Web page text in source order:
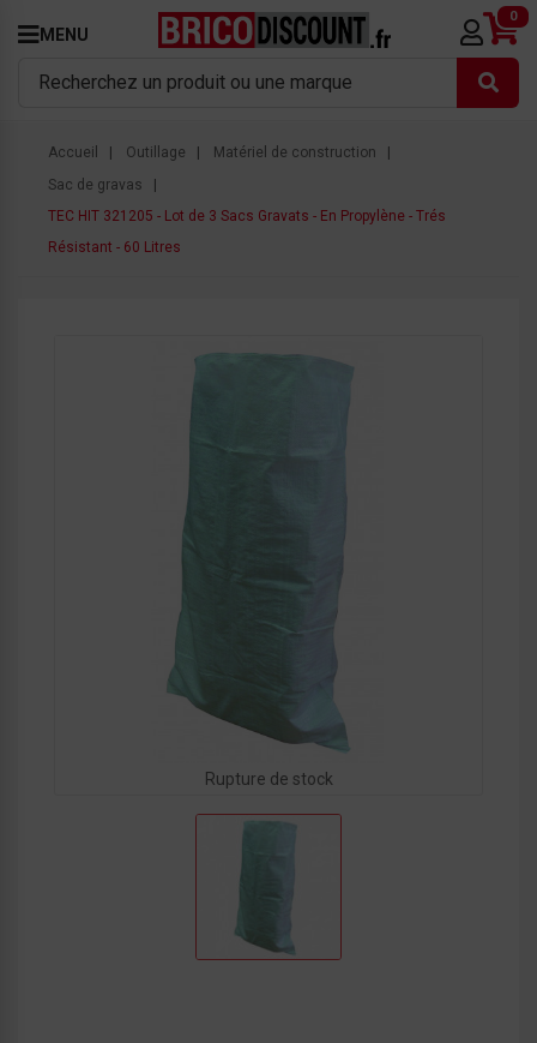
MENU
0
Accueil Outillage
Matériel de construction
Sac de gravas
TEC HIT 321205 - Lot de 3 Sacs Gravats - En Propylène - Trés
Résistant - 60 Litres
Rupture de stock